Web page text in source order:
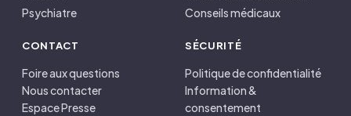
Psychiatre
Conseils médicaux
CONTACT
Foire aux questions
Nous contacter
Espace Presse
SÉCURITÉ
Politique de confidentialité
Information &
consentement